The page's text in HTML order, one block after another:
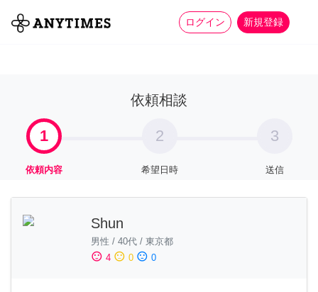
ログイン 新規登録
全て 家事 more_horiz
依頼相談
1
依頼内容
2
希望日時
3
送信
Shun
男性 / 40代 / 東京都
sentiment_satisfied 4 sentiment_neutral 0 sentiment_dissatisfied 0